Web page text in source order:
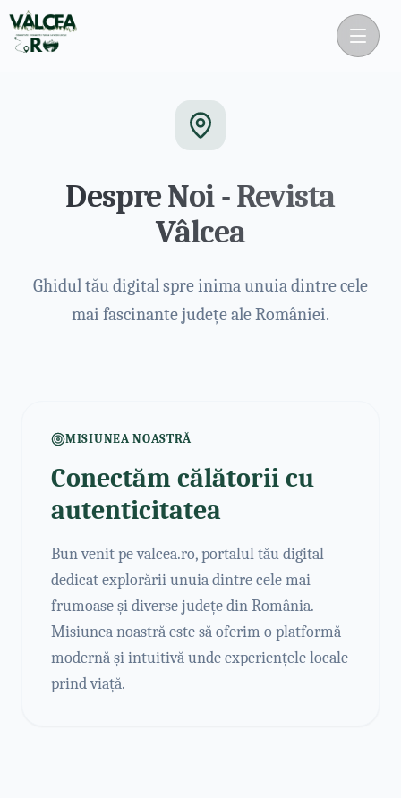
Despre Noi - Revista
Vâlcea
Ghidul tău digital spre inima unuia dintre cele
mai fascinante județe ale României.
MISIUNEA NOASTRĂ
Conectăm călătorii cu
autenticitatea
Bun venit pe valcea.ro, portalul tău digital
dedicat explorării unuia dintre cele mai
frumoase și diverse județe din România.
Misiunea noastră este să oferim o platformă
modernă și intuitivă unde experiențele locale
prind viață.